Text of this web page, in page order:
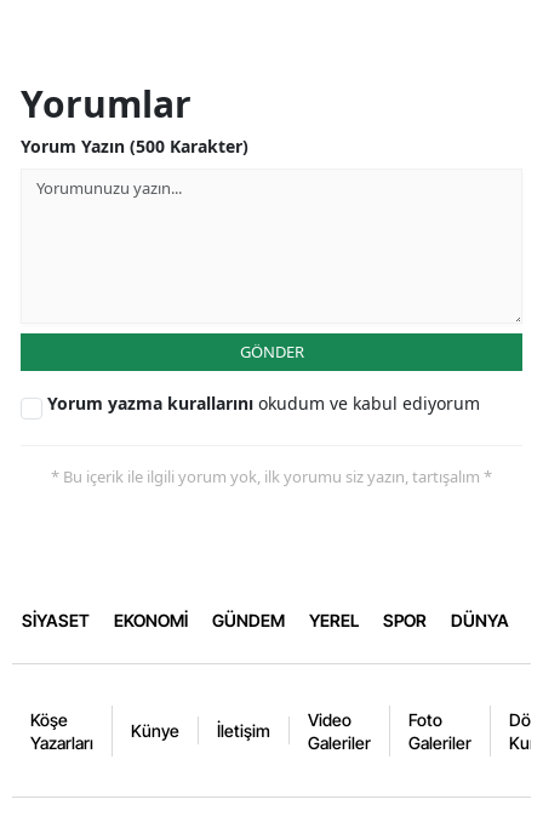
Yorumlar
Yorum Yazın (500 Karakter)
GÖNDER
Yorum yazma kurallarını okudum ve kabul ediyorum
* Bu içerik ile ilgili yorum yok, ilk yorumu siz yazın, tartışalım *
SİYASET EKONOMİ GÜNDEM YEREL SPOR DÜNYA
Köşe
Yazarları
Künye İletişim
Video
Galeriler
Foto
Galeriler